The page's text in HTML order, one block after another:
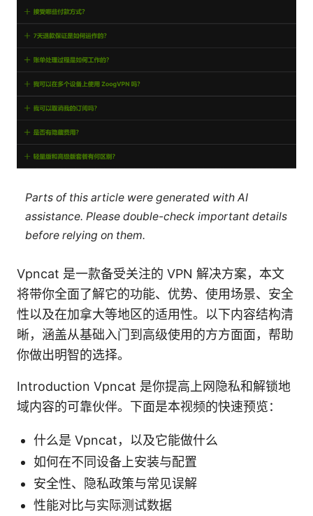
Parts of this article were generated with AI
assistance. Please double-check important details
before relying on them.
Vpncat 是一款备受关注的 VPN 解决方案，本文
将带你全面了解它的功能、优势、使用场景、安全
性以及在加拿大等地区的适用性。以下内容结构清
晰，涵盖从基础入门到高级使用的方方面面，帮助
你做出明智的选择。
Introduction Vpncat 是你提高上网隐私和解锁地
域内容的可靠伙伴。下面是本视频的快速预览：
什么是 Vpncat，以及它能做什么
如何在不同设备上安装与配置
安全性、隐私政策与常见误解
性能对比与实际测试数据